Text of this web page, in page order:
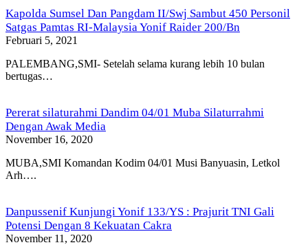
Kapolda Sumsel Dan Pangdam II/Swj Sambut 450 Personil
Satgas Pamtas RI-Malaysia Yonif Raider 200/Bn
Februari 5, 2021
PALEMBANG,SMI- Setelah selama kurang lebih 10 bulan
bertugas…
Pererat silaturahmi Dandim 04/01 Muba Silaturrahmi
Dengan Awak Media
November 16, 2020
MUBA,SMI Komandan Kodim 04/01 Musi Banyuasin, Letkol
Arh….
Danpussenif Kunjungi Yonif 133/YS : Prajurit TNI Gali
Potensi Dengan 8 Kekuatan Cakra
November 11, 2020